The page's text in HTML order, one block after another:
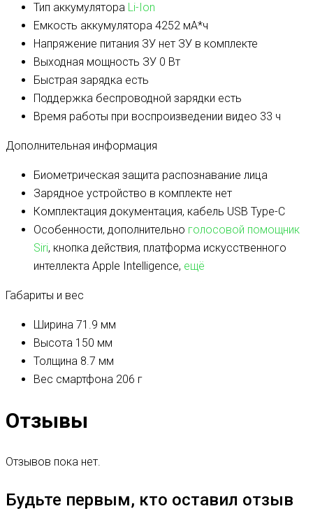
Тип аккумулятора Li-Ion
Емкость аккумулятора 4252 мА*ч
Напряжение питания ЗУ нет ЗУ в комплекте
Выходная мощность ЗУ 0 Вт
Быстрая зарядка есть
Поддержка беспроводной зарядки есть
Время работы при воспроизведении видео 33 ч
Дополнительная информация
Биометрическая защита распознавание лица
Зарядное устройство в комплекте нет
Комплектация документация, кабель USB Type-C
Особенности, дополнительно голосовой помощник
Siri, кнопка действия, платформа искусственного
интеллекта Apple Intelligence, ещё
Габариты и вес
Ширина 71.9 мм
Высота 150 мм
Толщина 8.7 мм
Вес смартфона 206 г
Отзывы
Отзывов пока нет.
Будьте первым, кто оставил отзыв